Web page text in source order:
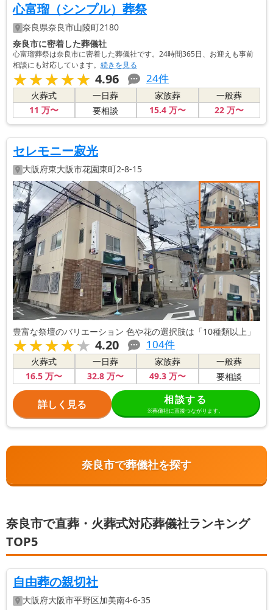
心富瑠（シンプル）葬祭
奈良県奈良市山陵町2180
奈良市に密着した葬儀社
心富瑠葬祭は奈良市に密着した葬儀社です。24時間365日、お迎えも事前
相談にも対応しています。 続きを見る
★★★★★
★★★★★ 4.96 24件
火葬式
11 万〜
一日葬
要相談
家族葬
15.4万〜
一般葬
22 万〜
セレモニー寂光
大阪府東大阪市花園東町2-8-15
豊富な祭壇のバリエーション 色や花の選択肢は「10種類以上」
★★★★★
★★★★★ 4.20 104件
火葬式
16.5万〜
一日葬
32.8 万〜
家族葬
49.3万〜
一般葬
要相談
詳しく見る 相談する
※葬儀社に直接つながります。
奈良市で葬儀社を探す
奈良市で直葬・火葬式対応葬儀社ランキング
TOP5
自由葬の親切社
大阪府大阪市平野区加美南4-6-35